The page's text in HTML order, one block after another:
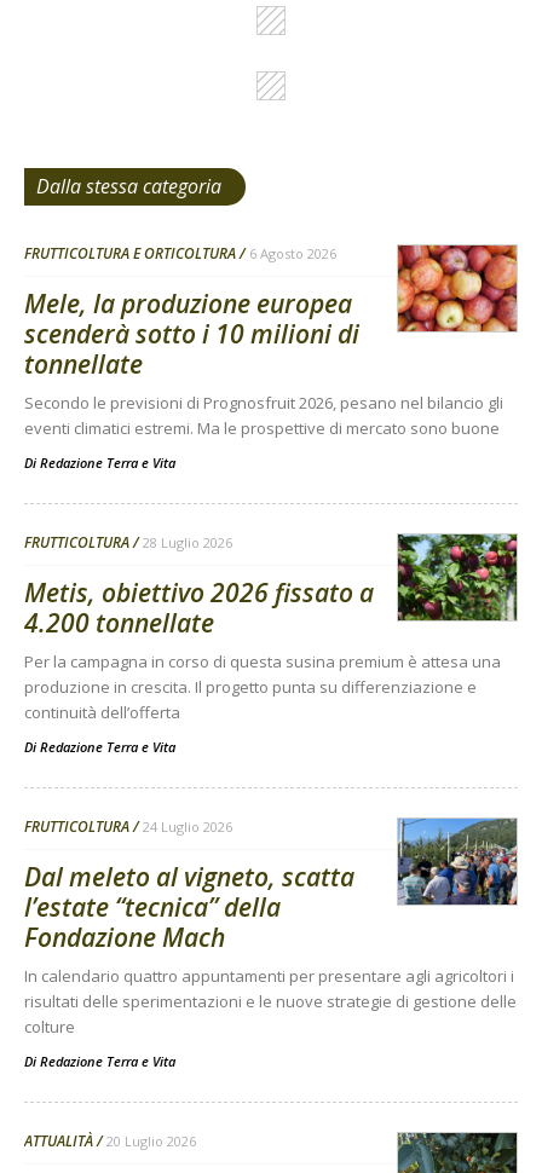
Dalla stessa categoria
FRUTTICOLTURA E ORTICOLTURA 6 Agosto 2026
Mele, la produzione europea
scenderà sotto i 10 milioni di
tonnellate
Secondo le previsioni di Prognosfruit 2026, pesano nel bilancio gli
eventi climatici estremi. Ma le prospettive di mercato sono buone
Di Redazione Terra e Vita
FRUTTICOLTURA 28 Luglio 2026
Metis, obiettivo 2026 fissato a
4.200 tonnellate
Per la campagna in corso di questa susina premium è attesa una
produzione in crescita. Il progetto punta su differenziazione e
continuità dell’offerta
Di Redazione Terra e Vita
FRUTTICOLTURA 24 Luglio 2026
Dal meleto al vigneto, scatta
l’estate “tecnica” della
Fondazione Mach
In calendario quattro appuntamenti per presentare agli agricoltori i
risultati delle sperimentazioni e le nuove strategie di gestione delle
colture
Di Redazione Terra e Vita
ATTUALITÀ 20 Luglio 2026